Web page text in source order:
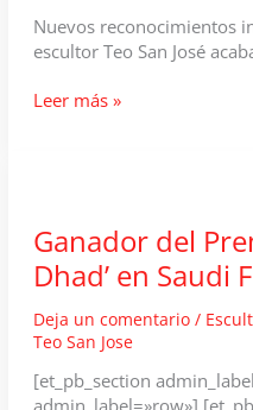
Nuevos reconocimientos
escultor Teo San José
Nota
Leer más »
Ganador del
Dhad’ en Saudi
Deja un comentario /
Teo San Jose
[et_pb_section